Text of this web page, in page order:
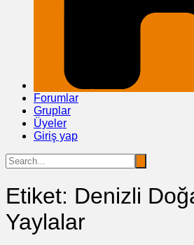
Forumlar
Gruplar
Üyeler
Giriş yap
Etiket: Denizli
Yaylalar